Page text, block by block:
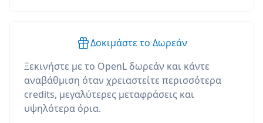
Δοκιμάστε το Δωρεάν
Ξεκινήστε με το OpenL δωρεάν και κάντε
αναβάθμιση όταν χρειαστείτε περισσότερα
credits, μεγαλύτερες μεταφράσεις και
υψηλότερα όρια.